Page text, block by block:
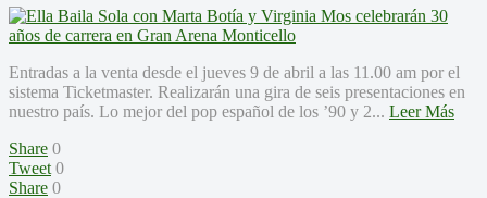
Entradas a la venta desde el jueves 9 de abril a las 11.00 am por el
sistema Ticketmaster. Realizarán una gira de seis presentaciones en
nuestro país. Lo mejor del pop español de los ’90 y 2... Leer Más
Share 0
Tweet 0
Share 0